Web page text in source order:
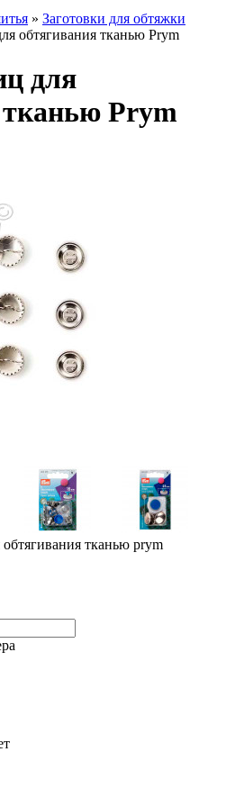
» Заготовки для обтяжки
обтягивания тканью Prym
для
тканью Prym
тканью prym